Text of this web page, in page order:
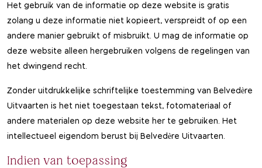
Het gebruik van de informatie op deze website is gratis
zolang u deze informatie niet kopieert, verspreidt of op een
andere manier gebruikt of misbruikt. U mag de informatie op
deze website alleen hergebruiken volgens de regelingen van
het dwingend recht.
Zonder uitdrukkelijke schriftelijke toestemming van Belvedère
Uitvaarten is het niet toegestaan tekst, fotomateriaal of
andere materialen op deze website her te gebruiken. Het
intellectueel eigendom berust bij Belvedère Uitvaarten.
Indien van toepassing